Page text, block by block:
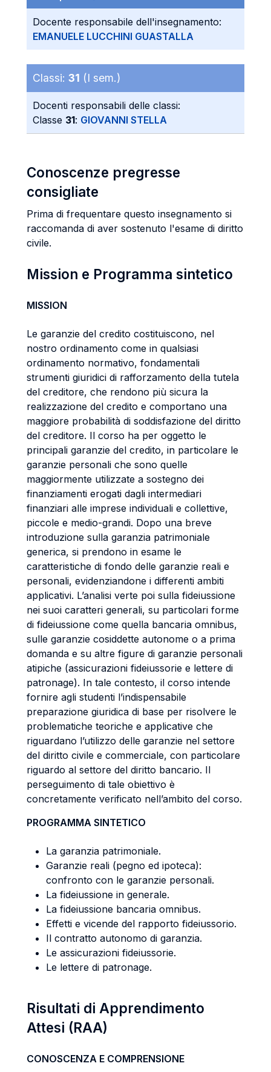
Docente responsabile dell'insegnamento:
EMANUELE LUCCHINI GUASTALLA
Classi: 31 (I sem.)
Docenti responsabili delle classi:
Classe 31: GIOVANNI STELLA
Conoscenze pregresse
consigliate
Prima di frequentare questo insegnamento si
raccomanda di aver sostenuto l'esame di diritto
civile.
Mission e Programma sintetico
MISSION
Le garanzie del credito costituiscono, nel
nostro ordinamento come in qualsiasi
ordinamento normativo, fondamentali
strumenti giuridici di rafforzamento della tutela
del creditore, che rendono più sicura la
realizzazione del credito e comportano una
maggiore probabilità di soddisfazione del diritto
del creditore. Il corso ha per oggetto le
principali garanzie del credito, in particolare le
garanzie personali che sono quelle
maggiormente utilizzate a sostegno dei
finanziamenti erogati dagli intermediari
finanziari alle imprese individuali e collettive,
piccole e medio-grandi. Dopo una breve
introduzione sulla garanzia patrimoniale
generica, si prendono in esame le
caratteristiche di fondo delle garanzie reali e
personali, evidenziandone i differenti ambiti
applicativi. L’analisi verte poi sulla fideiussione
nei suoi caratteri generali, su particolari forme
di fideiussione come quella bancaria omnibus,
sulle garanzie cosiddette autonome o a prima
domanda e su altre figure di garanzie personali
atipiche (assicurazioni fideiussorie e lettere di
patronage). In tale contesto, il corso intende
fornire agli studenti l’indispensabile
preparazione giuridica di base per risolvere le
problematiche teoriche e applicative che
riguardano l’utilizzo delle garanzie nel settore
del diritto civile e commerciale, con particolare
riguardo al settore del diritto bancario. Il
perseguimento di tale obiettivo è
concretamente verificato nell’ambito del corso.
PROGRAMMA SINTETICO
La garanzia patrimoniale.
Garanzie reali (pegno ed ipoteca):
confronto con le garanzie personali.
La fideiussione in generale.
La fideiussione bancaria omnibus.
Effetti e vicende del rapporto fideiussorio.
Il contratto autonomo di garanzia.
Le assicurazioni fideiussorie.
Le lettere di patronage.
Risultati di Apprendimento
Attesi (RAA)
CONOSCENZA E COMPRENSIONE